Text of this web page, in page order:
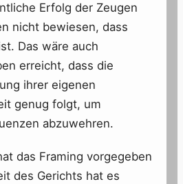
Erfolg der Zeugen
nicht bewiesen, dass
Das wäre auch
erreicht, dass die
ihrer eigenen
genug folgt, um
abzuwehren.
das Framing vorgegeben
des Gerichts hat es